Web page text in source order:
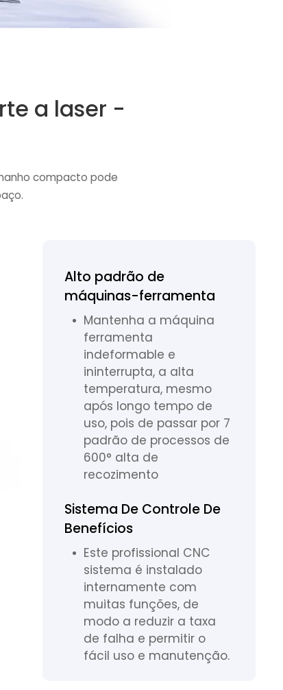
a laser -
compacto pode
Alto padrão de
máquinas-ferramenta
Mantenha a máquina
ferramenta
indeformable e
ininterrupta, a alta
temperatura, mesmo
após longo tempo de
uso, pois de passar por 7
padrão de processos de
600° alta de
recozimento
Sistema De Controle De
Benefícios
Este profissional CNC
sistema é instalado
internamente com
muitas funções, de
modo a reduzir a taxa
de falha e permitir o
fácil uso e manutenção.